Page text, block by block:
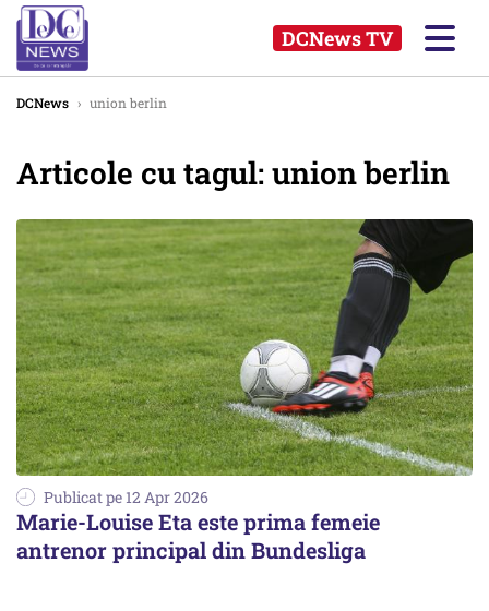
DCNews TV
DCNews › union berlin
Articole cu tagul: union berlin
Publicat pe 12 Apr 2026
Marie-Louise Eta este prima femeie
antrenor principal din Bundesliga